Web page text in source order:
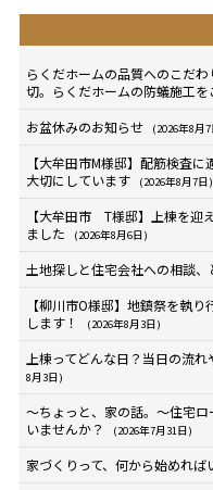
らくだホームの品質へのこだ
切。らくだホームの防蟻施工
お盆休みのお知らせ (2026年8月
【大牟田市M様邸】配筋検査
大切にしています
(2026年8月7日)
【大牟田市 T様邸】上棟を迎
ました
(2026年8月6日)
土地探しと住宅会社への相談、
【柳川市O様邸】地鎮祭を執
します！
(2026年8月3日)
上棟ってどんな日？当日の流
8月3日)
～ちょっと、家の話。～住宅
いませんか？
(2026年7月31日)
家づくりって、何から始めれば